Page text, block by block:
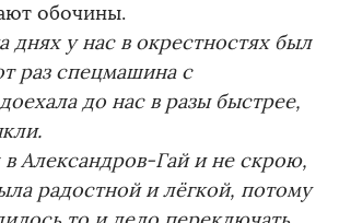
обочины.
днях у нас в окрестностях был
раз спецмашина с
до нас в разы быстрее,
в Александров-Гай и не скрою,
радостной и лёгкой, потому